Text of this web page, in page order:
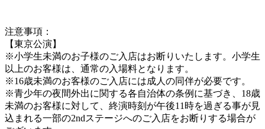
注意事項：
【東京公演】
※小学生未満のお子様のご入店はお断りいたします。小学生
以上のお客様は、通常の入場料となります。
※16歳未満のお客様のご入店には成人の同伴が必要です。
※青少年の夜間外出に関する各自治体の条例に基づき、18歳
未満のお客様に対して、終演時刻が午後11時を過ぎる事が見
込まれる一部の2ndステージへのご入店をお断りする場合が